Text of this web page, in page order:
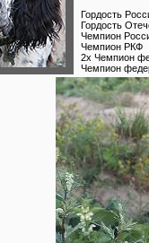
Гордость
Гордость
Чемпион
Чемпион РКФ
2х Чемпион
Чемпион